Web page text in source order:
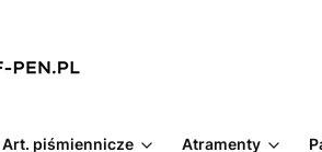
Art. piśmiennicze Atramenty